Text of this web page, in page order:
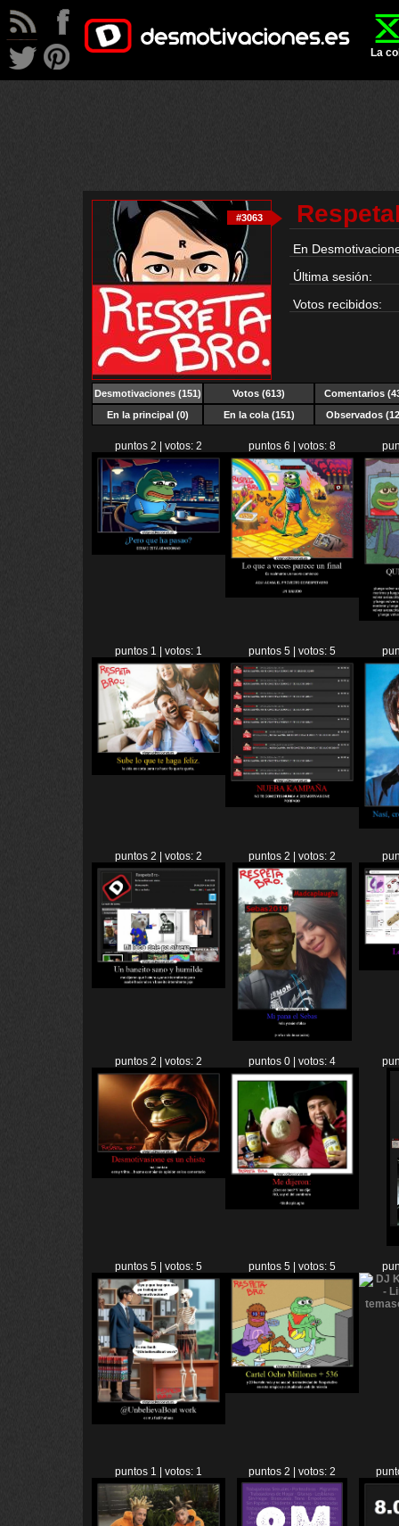
La
#3063
En
Última sesión:
Votos recibidos:
Desmotivaciones(151) Votos (613)
Comentarios
En la principal (0)
En la cola (151) Observados
puntos 2 | votos: 2 puntos 6 | votos: 8
puntos 1 | votos: 1 puntos 5 | votos: 5
puntos 2 | votos: 2 puntos 2 | votos: 2
puntos 2 | votos: 2 puntos 0 | votos: 4
puntos 5 | votos: 5 puntos 5 | votos: 5
puntos 1 | votos: 1 puntos 2 | votos: 2